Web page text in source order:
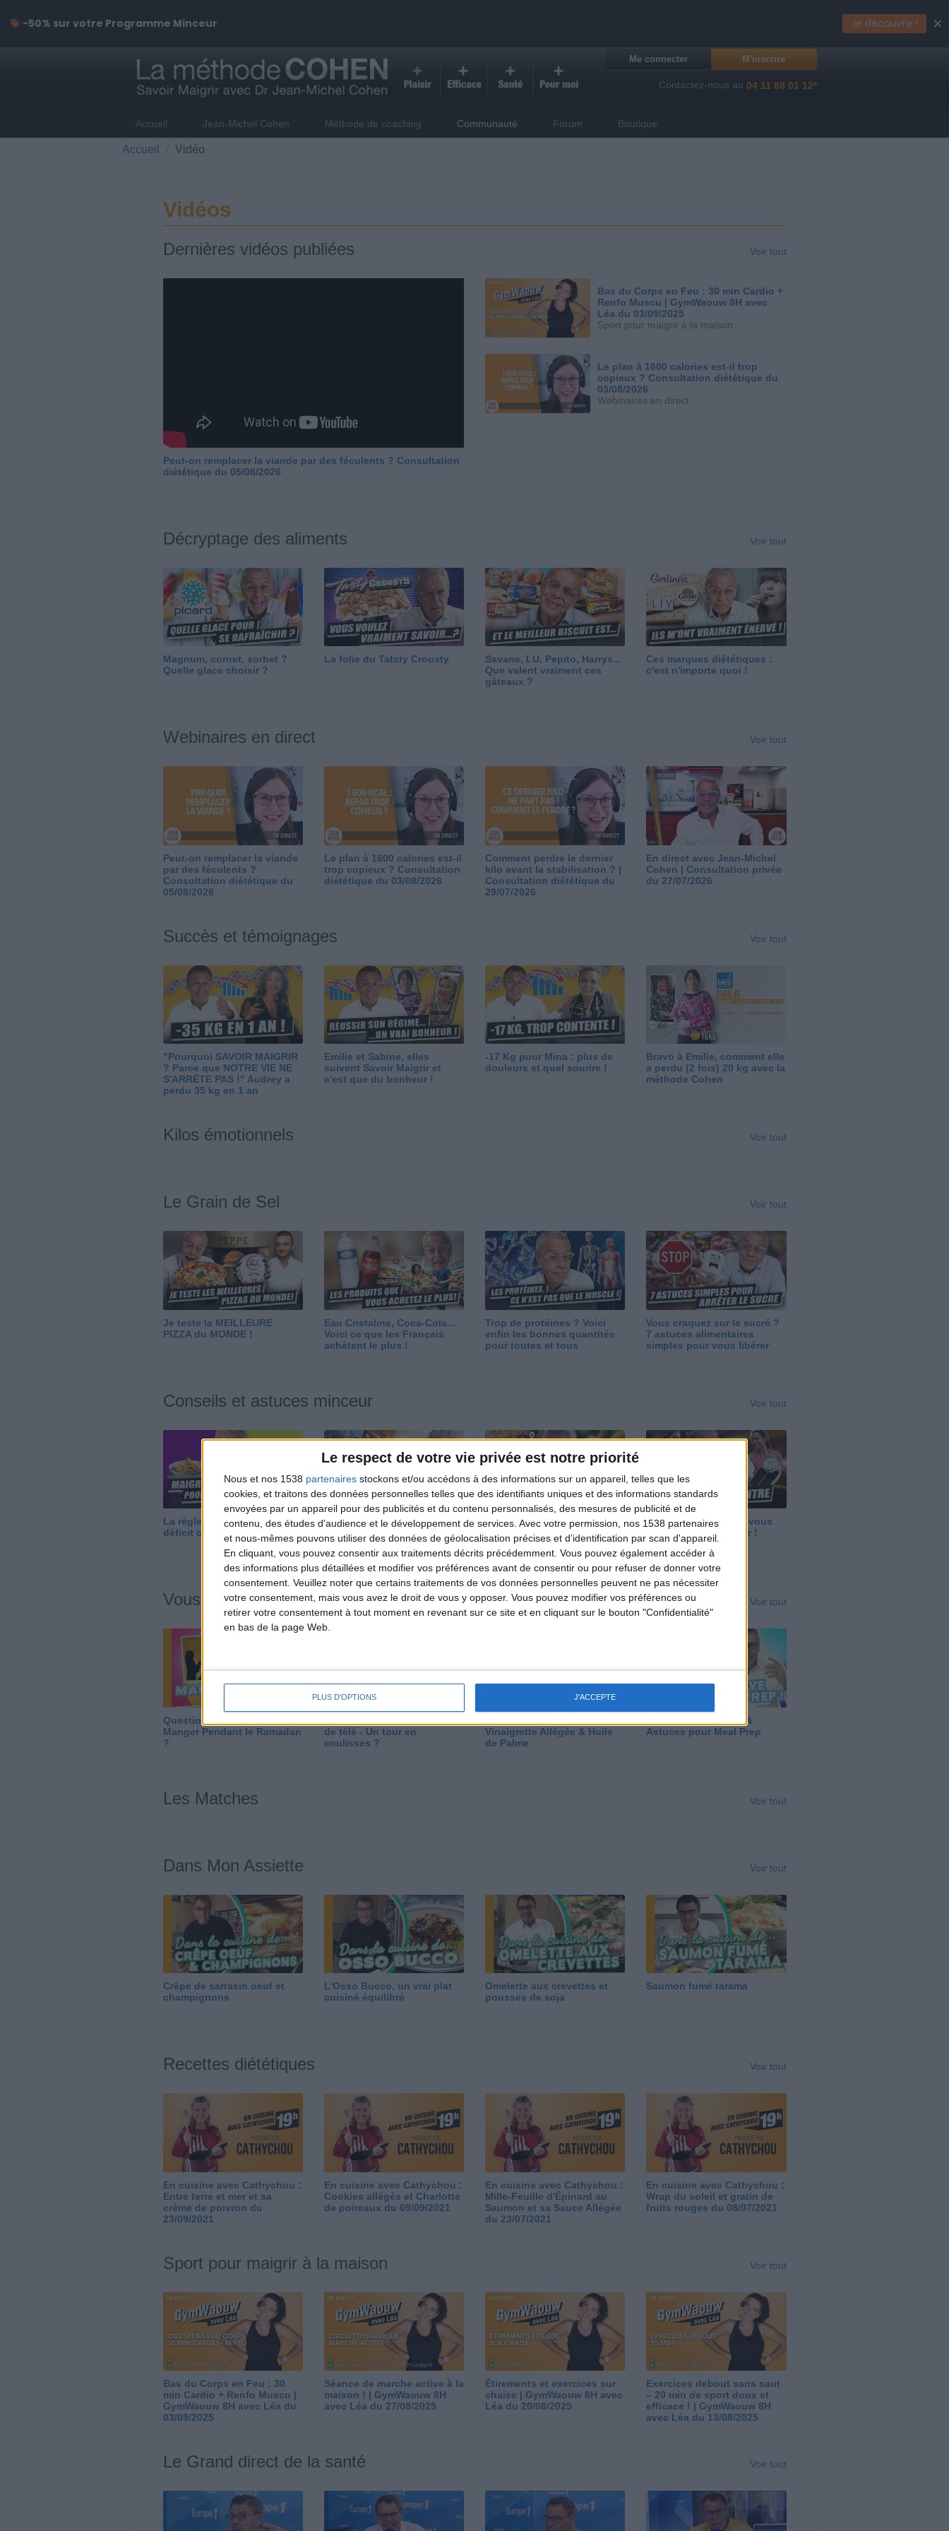
Le respect de votre vie privée est notre priorité
Nous et nos 1538 partenaires stockons et/ou accédons à des informations sur un appareil, telles que les
cookies, et traitons des données personnelles telles que des identifiants uniques et des informations standards
envoyées par un appareil pour des publicités et du contenu personnalisés, des mesures de publicité et de
contenu, des études d'audience et le développement de services. Avec votre permission, nos 1538 partenaires
et nous-mêmes pouvons utiliser des données de géolocalisation précises et d’identification par scan d'appareil.
En cliquant, vous pouvez consentir aux traitements décrits précédemment. Vous pouvez également accéder à
des informations plus détaillées et modifier vos préférences avant de consentir ou pour refuser de donner votre
consentement. Veuillez noter que certains traitements de vos données personnelles peuvent ne pas nécessiter
votre consentement, mais vous avez le droit de vous y opposer. Vous pouvez modifier vos préférences ou
retirer votre consentement à tout moment en revenant sur ce site et en cliquant sur le bouton "Confidentialité"
en bas de la page Web.
PLUS D'OPTIONS J'ACCEPTE
Me connecter M'inscrire
Contactez-nous au 04 11 88 01 12*
Accueil Jean-Michel Cohen Méthode de coaching Communauté Forum Boutique
Accueil Vidéo
Vidéos
Dernières vidéos publiées Voir tout
Peut-on remplacer la viande par des féculents ? Consultation
diététique du 05/08/2026
Bas du Corps en Feu : 30 min Cardio +
Renfo Muscu | GymWaouw 8H avec
Léa du 03/09/2025
Sport pour maigrir à la maison
Le plan à 1600 calories est-il trop
copieux ? Consultation diététique du
03/08/2026
Webinaires en direct
Décryptage des aliments Voir tout
Magnum, cornet, sorbet ?
Quelle glace choisir ?
La folie du Tatsty Crousty
Savane, LU, Pepito, Harrys...
Que valent vraiment ces
gâteaux ?
Ces marques diététiques :
c'est n'importe quoi !
Webinaires en direct Voir tout
Peut-on remplacer la viande
par des féculents ?
Consultation diététique du
05/08/2026
Le plan à 1600 calories est-il
trop copieux ? Consultation
diététique du 03/08/2026
Comment perdre le dernier
kilo avant la stabilisation ? |
Consultation diététique du
29/07/2026
En direct avec Jean-Michel
Cohen | Consultation privée
du 27/07/2026
Succès et témoignages Voir tout
"Pourquoi SAVOIR MAIGRIR
? Parce que NOTRE VIE NE
S'ARRÊTE PAS !" Audrey a
perdu 35 kg en 1 an
Emilie et Sabine, elles
suivent Savoir Maigrir et
c'est que du bonheur !
-17 Kg pour Mina : plus de
douleurs et quel sourire !
Bravo à Emilie, comment elle
a perdu (2 fois) 20 kg avec la
méthode Cohen
Kilos émotionnels Voir tout
Le Grain de Sel Voir tout
Je teste la MEILLEURE
PIZZA du MONDE !
Eau Cristaline, Coca-Cola…
Voici ce que les Français
achètent le plus !
Trop de protéines ? Voici
enfin les bonnes quantités
pour toutes et tous
Vous craquez sur le sucré ?
7 astuces alimentaires
simples pour vous libérer
Conseils et astuces minceur Voir tout
La règle N°1 pour maigrir : le
déficit calorique
Perdre 10 kg : ma méthode
est imparable
Et après la perte de poids ?
Je fais comment ?
Maigrir vite ? Ce que vous
devez vraiment savoir !
Vous m'avez demandé Voir tout
Question/Réponse : Que
Manger Pendant le Ramadan
?
de télé - Un tour en
coulisses ?
Vinaigrette Allégée & Huile
de Palme
Panga, Huile d'Olive &
Astuces pour Meal Prep
Les Matches Voir tout
Dans Mon Assiette Voir tout
Crêpe de sarrasin oeuf et
champignons
L'Osso Bucco, un vrai plat
cuisiné équilibré
Omelette aux crevettes et
pousses de soja
Saumon fumé tarama
Recettes diététiques Voir tout
En cuisine avec Cathychou :
Entre terre et mer et sa
crème de poivron du
23/09/2021
En cuisine avec Cathychou :
Cookies allégés et Charlotte
de poireaux du 09/09/2021
En cuisine avec Cathychou :
Mille-Feuille d'Épinard au
Saumon et sa Sauce Allégée
du 23/07/2021
En cuisine avec Cathychou :
Wrap du soleil et gratin de
fruits rouges du 08/07/2021
Sport pour maigrir à la maison Voir tout
Bas du Corps en Feu : 30
min Cardio + Renfo Muscu |
GymWaouw 8H avec Léa du
03/09/2025
Séance de marche active à la
maison ! | GymWaouw 8H
avec Léa du 27/08/2025
Étirements et exercices sur
chaise | GymWaouw 8H avec
Léa du 20/08/2025
Exercices debout sans saut
– 20 min de sport doux et
efficace ! | GymWaouw 8H
avec Léa du 13/08/2025
Le Grand direct de la santé Voir tout
-50% sur votre Programme Minceur Je découvre ! ×